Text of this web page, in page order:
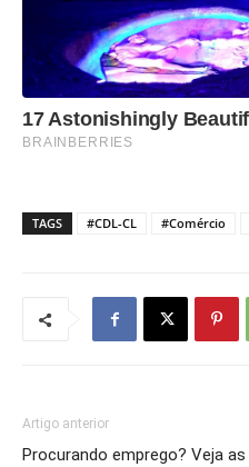
TAGS #CDL-CL #Comércio
Artigo anterior
Procurando emprego? Veja as